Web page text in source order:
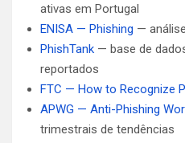
ativas em Portugal
ENISA — Phishing —
PhishTank — base de
reportados
FTC — How to Recognize
APWG — Anti-Phishing
trimestrais de tendências